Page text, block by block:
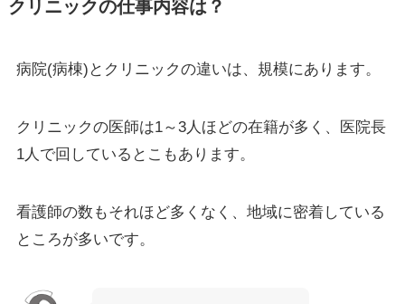
クリニックの仕事内容は？
病院(病棟)とクリニックの違いは、規模にあります。
クリニックの医師は1～3人ほどの在籍が多く、医院長
1人で回しているとこもあります。
看護師の数もそれほど多くなく、地域に密着している
ところが多いです。